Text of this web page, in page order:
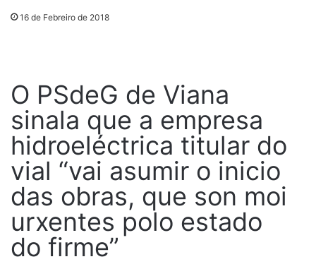
16 de Febreiro de 2018
O PSdeG de Viana
sinala que a empresa
hidroeléctrica titular do
vial “vai asumir o inicio
das obras, que son moi
urxentes polo estado
do firme”